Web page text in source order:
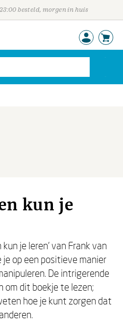
besteld, morgen in huis
kun je
je leren' van Frank van
op een positieve manier
De intrigerende
om dit boekje te lezen;
hoe je kunt zorgen dat